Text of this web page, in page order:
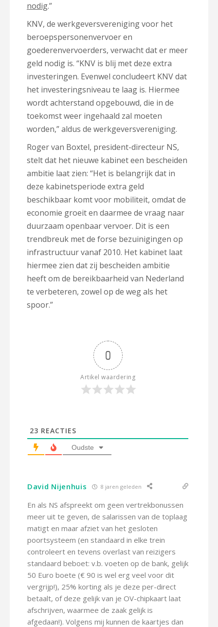
nodig.”
KNV, de werkgeversvereniging voor het
beroepspersonenvervoer en
goederenvervoerders, verwacht dat er meer
geld nodig is. “KNV is blij met deze extra
investeringen. Evenwel concludeert KNV dat
het investeringsniveau te laag is. Hiermee
wordt achterstand opgebouwd, die in de
toekomst weer ingehaald zal moeten
worden,” aldus de werkgeversvereniging.
Roger van Boxtel, president-directeur NS,
stelt dat het nieuwe kabinet een bescheiden
ambitie laat zien: “Het is belangrijk dat in
deze kabinetsperiode extra geld
beschikbaar komt voor mobiliteit, omdat de
economie groeit en daarmee de vraag naar
duurzaam openbaar vervoer. Dit is een
trendbreuk met de forse bezuinigingen op
infrastructuur vanaf 2010. Het kabinet laat
hiermee zien dat zij bescheiden ambitie
heeft om de bereikbaarheid van Nederland
te verbeteren, zowel op de weg als het
spoor.”
0
Artikel waardering
23 REACTIES
Oudste
David Nijenhuis 8 jaren geleden
En als NS afspreekt om geen vertrekbonussen
meer uit te geven, de salarissen van de toplaag
matigt en maar afziet van het gesloten
poortsysteem (en standaard in elke trein
controleert en tevens overlast van reizigers
standaard beboet: v.b. voeten op de bank, gelijk
50 Euro boete (€ 90 is wel erg veel voor dit
vergrijp!), 25% korting als je deze per-direct
betaalt, of deze gelijk van je OV-chipkaart laat
afschrijven, waarmee de zaak gelijk is
afgedaan!). Volgens mij kunnen de kaartjes dan